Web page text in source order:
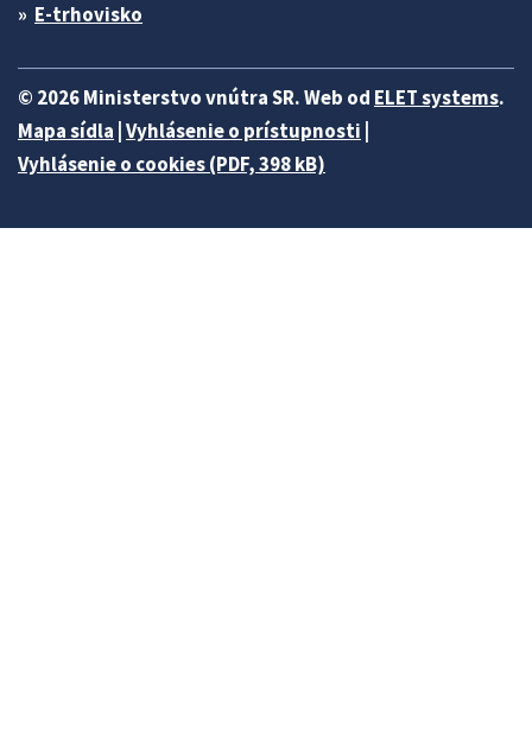
E-trhovisko
© 2026 Ministerstvo vnútra SR. Web od ELET systems.
Mapa sídla Vyhlásenie o prístupnosti
Vyhlásenie o cookies (PDF, 398 kB)